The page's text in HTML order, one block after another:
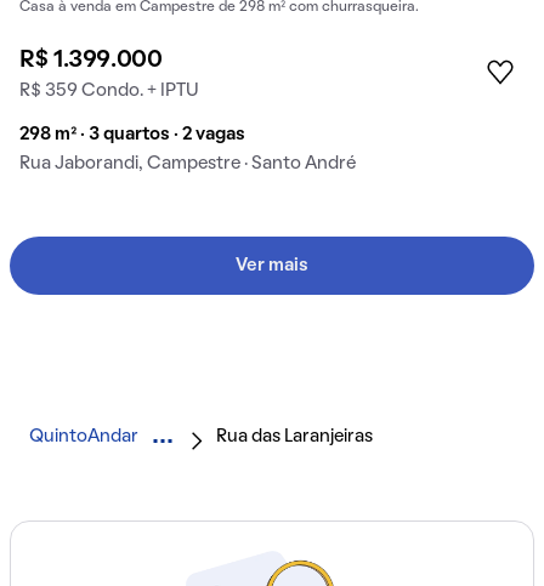
Casa à venda em Campestre de 298 m² com churrasqueira.
R$ 1.399.000
R$ 359 Condo. + IPTU
298 m² · 3 quartos · 2 vagas
Rua Jaborandi, Campestre · Santo André
Ver mais
QuintoAndar Rua das Laranjeiras